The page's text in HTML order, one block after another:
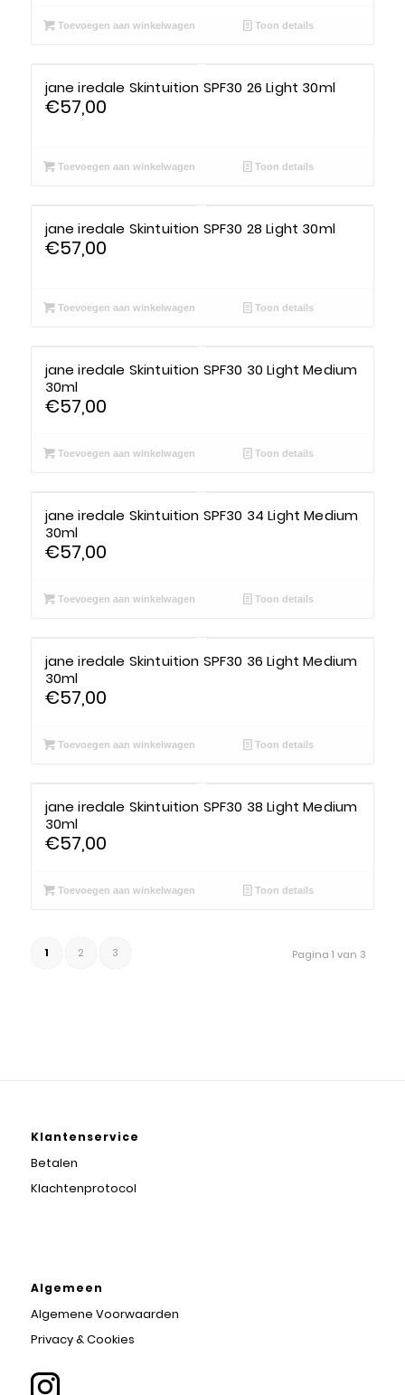
Toevoegen aan winkelwagen Toon details
jane iredale Skintuition SPF30 26 Light 30ml
€57,00
Toevoegen aan winkelwagen Toon details
jane iredale Skintuition SPF30 28 Light 30ml
€57,00
Toevoegen aan winkelwagen Toon details
jane iredale Skintuition SPF30 30 Light Medium
30ml
€57,00
Toevoegen aan winkelwagen Toon details
jane iredale Skintuition SPF30 34 Light Medium
30ml
€57,00
Toevoegen aan winkelwagen Toon details
jane iredale Skintuition SPF30 36 Light Medium
30ml
€57,00
Toevoegen aan winkelwagen Toon details
jane iredale Skintuition SPF30 38 Light Medium
30ml
€57,00
Toevoegen aan winkelwagen Toon details
Pagina 1 van 3
1 2 3
Klantenservice
Betalen
Klachtenprotocol
Algemeen
Algemene Voorwaarden
Privacy & Cookies